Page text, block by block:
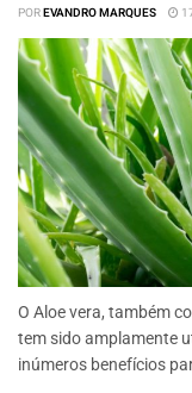
POREVANDRO MARQUES
O Aloe vera, também
tem sido amplamente
inúmeros benefícios